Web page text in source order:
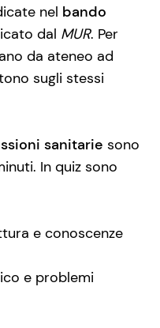
nel bando
dal MUR. Per
da ateneo ad
sugli stessi
sanitarie sono
In quiz sono
e conoscenze
e problemi